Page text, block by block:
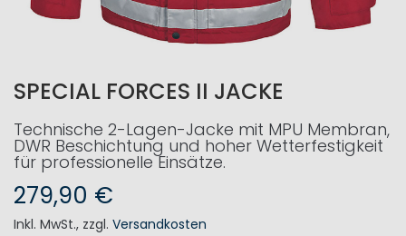
SPECIAL FORCES II JACKE
Technische 2-Lagen-Jacke mit MPU Membran,
DWR Beschichtung und hoher Wetterfestigkeit
für professionelle Einsätze.
279,90 €
Inkl. MwSt., zzgl. Versandkosten